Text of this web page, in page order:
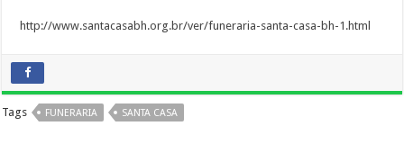
http://www.santacasabh.org.br/ver/funeraria-santa-casa-bh-1.html
Tags FUNERARIA SANTA CASA